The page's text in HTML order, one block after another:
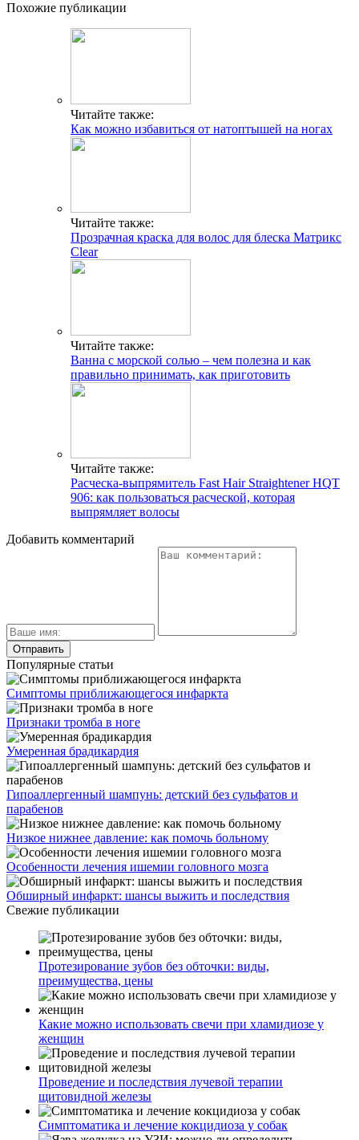
Похожие публикации
Читайте также:
Как можно избавиться от натоптышей на ногах
Читайте также:
Прозрачная краска для волос для блеска Матрикс
Clear
Читайте также:
Ванна с морской солью – чем полезна и как
правильно принимать, как приготовить
Читайте также:
Расческа-выпрямитель Fast Hair Straightener HQT
906: как пользоваться расческой, которая
выпрямляет волосы
Добавить комментарий
Популярные статьи
Симптомы приближающегося инфаркта
Признаки тромба в ноге
Умеренная брадикардия
Гипоаллергенный шампунь: детский без сульфатов и
парабенов
Низкое нижнее давление: как помочь больному
Особенности лечения ишемии головного мозга
Обширный инфаркт: шансы выжить и последствия
Свежие публикации
Протезирование зубов без обточки: виды,
преимущества, цены
Какие можно использовать свечи при хламидиозе у
женщин
Проведение и последствия лучевой терапии
щитовидной железы
Симптоматика и лечение кокцидиоза у собак